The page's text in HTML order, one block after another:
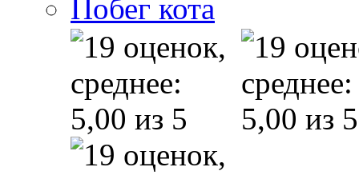
Побег кота